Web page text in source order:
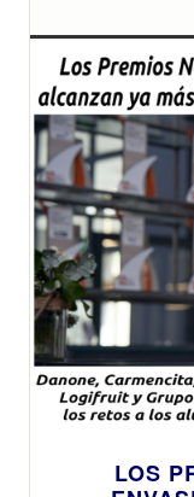
LOS